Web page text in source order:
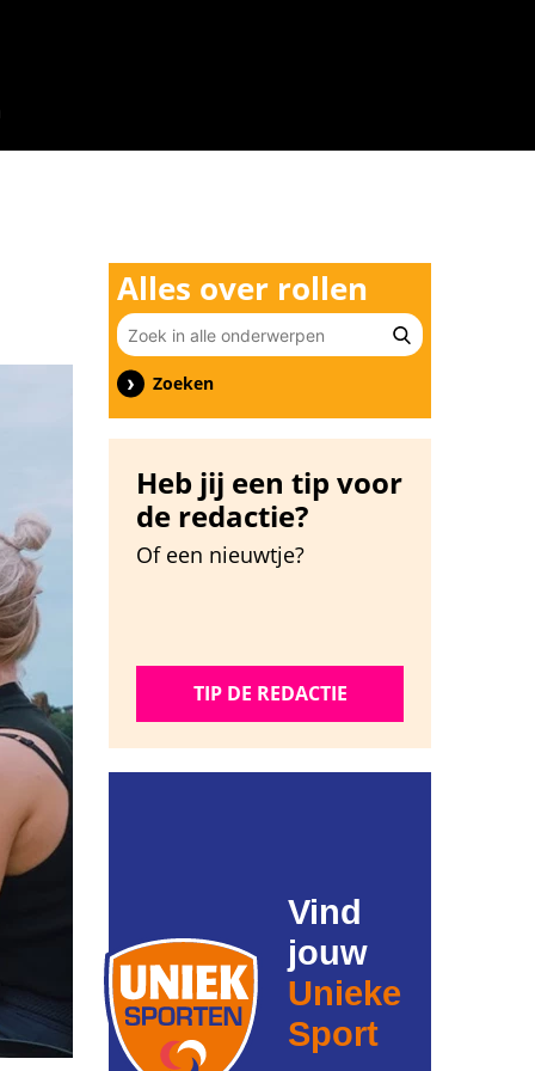
Alles over rollen
Zoeken
Heb jij een tip voor
de redactie?
Of een nieuwtje?
TIP DE REDACTIE
Vind
jouw
Unieke
Sport